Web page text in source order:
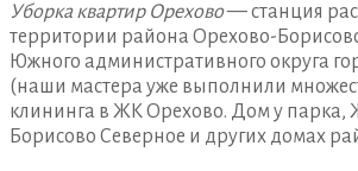
Уборка квартир Орехово— станция
территории района Орехово-
Южного административного округа
(наши мастера уже выполнили
клининга в ЖК Орехово. Дом у парка,
Борисово Северное и других домах